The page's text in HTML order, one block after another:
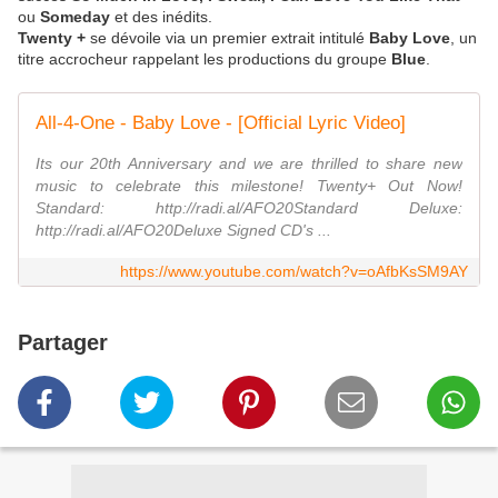
ou Someday et des inédits.
Twenty + se dévoile via un premier extrait intitulé Baby Love , un
titre accrocheur rappelant les productions du groupe Blue
All-4-One - Baby Love - [Official Lyric Video]
Its our 20th Anniversary and we are thrilled to share new
music to celebrate this milestone! Twenty+ Out Now!
Standard: http://radi.al/AFO20Standard Deluxe:
http://radi.al/AFO20Deluxe Signed CD's ...
https://www.youtube.com/watch?v=oAfbKsSM9AY
Partager